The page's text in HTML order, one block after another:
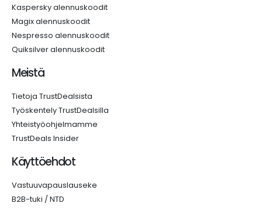
Kaspersky alennuskoodit
Magix alennuskoodit
Nespresso alennuskoodit
Quiksilver alennuskoodit
Meistä
Tietoja TrustDealsista
Työskentely TrustDealsilla
Yhteistyöohjelmamme
TrustDeals Insider
Käyttöehdot
Vastuuvapauslauseke
B2B-tuki / NTD